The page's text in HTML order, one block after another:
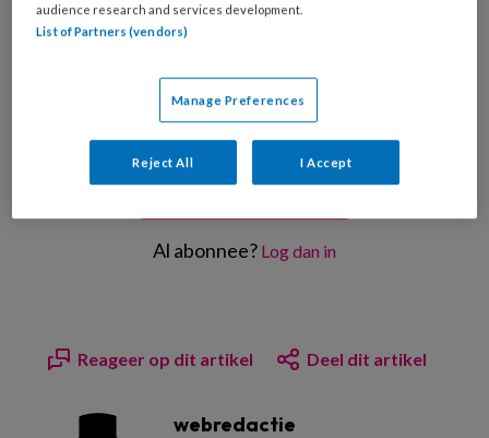
PREMIUM
Al abonnee? Log dan in
Reageer op dit artikel Deel dit artikel
webredactie
audience research and services development.
List of Partners (vendors)
Manage Preferences
Reject All I Accept